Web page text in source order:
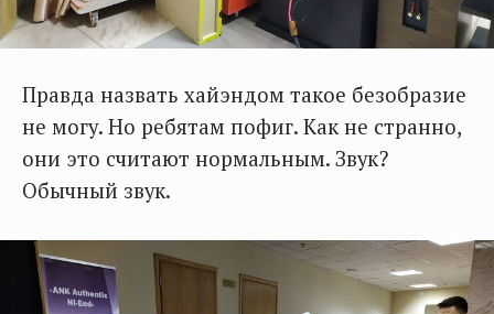
Правда назвать хайэндом такое безобразие
не могу. Но ребятам пофиг. Как не странно,
они это считают нормальным. Звук?
Обычный звук.